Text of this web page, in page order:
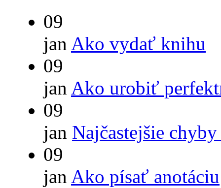
09
jan Ako vydať knihu
09
jan Ako urobiť
09
jan Najčastejšie
09
jan Ako písať anotáciu